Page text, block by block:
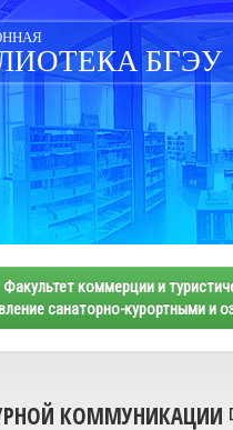
БГЭУ
Факультет коммерции и
санаторно-курортными и
КОММУНИКАЦИИ